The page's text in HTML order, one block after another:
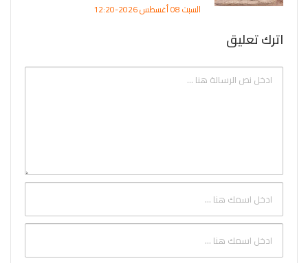
السبت 08 أغسطس 2026-12:20
اترك تعليق